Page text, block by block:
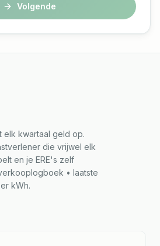
Volgende
elk kwartaal geld op.
die vrijwel elk
en je ERE's zelf
• laatste
kWh.